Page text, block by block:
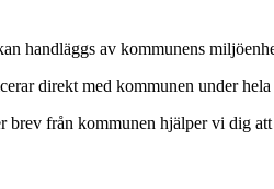
handläggs av kommunens
direkt med kommunen under
från kommunen hjälper vi dig